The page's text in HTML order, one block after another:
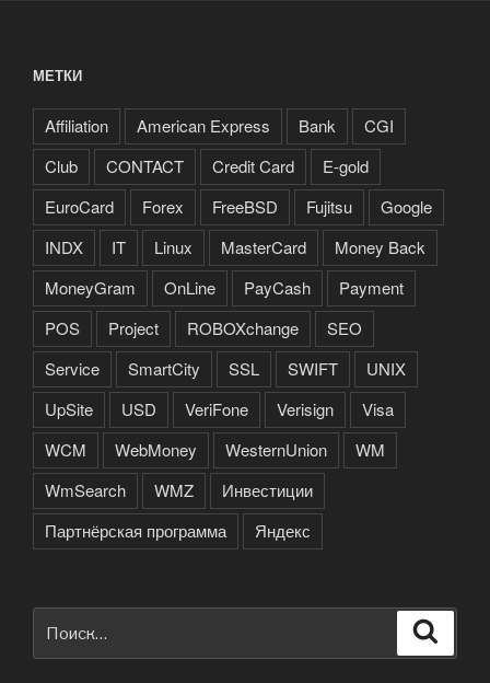
МЕТКИ
Affiliation American Express Bank
CGI
Club
CONTACT Credit Card
E-gold
EuroCard
Forex FreeBSD Fujitsu
Google
INDX
IT Linux MasterCard
Money Back
MoneyGram
OnLine PayCash
Payment
POS
Project ROBOXchange
SEO
Service
SmartCity SSL SWIFT
UNIX
UpSite
USD VeriFone Verisign
Visa
WCM
WebMoney WesternUnion
WM
WmSearch
WMZ
Инвестиции
Партнёрская программа
Яндекс